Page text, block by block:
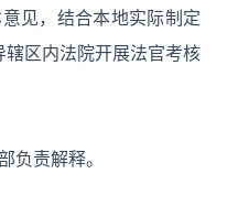
见，结合本地实际制定
区内法院开展法官考核
负责解释。